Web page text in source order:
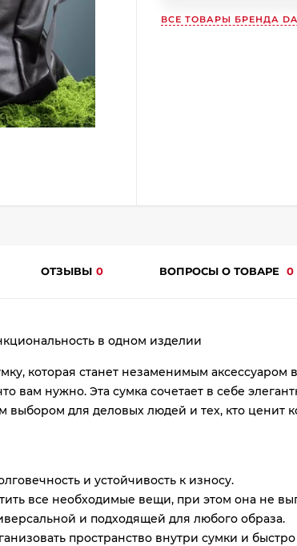
ВСЕ ТОВАРЫ БРЕНДА
ОТЗЫВЫ 0 ВОПРОСЫ О ТОВАРЕ 0
в одном изделии
которая станет незаменимым
вам нужно. Эта сумка сочетает в себе
выбором для деловых людей и тех, кто ценит
и устойчивость к износу.
все необходимые вещи, при этом она не
и подходящей для любого образа.
пространство внутри сумки и
75% будут
карты по
раз